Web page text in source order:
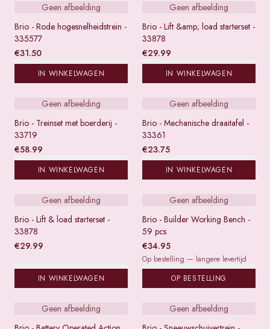
Geen afbeelding
Brio - Rode hogesnelheidstrein -
335577
€31.50
IN WINKELWAGEN
Geen afbeelding
Brio - Lift &amp; load starterset -
33878
€29.99
IN WINKELWAGEN
Geen afbeelding
Brio - Treinset met boerderij -
33719
€58.99
IN WINKELWAGEN
Geen afbeelding
Brio - Mechanische draaitafel -
33361
€23.75
IN WINKELWAGEN
Geen afbeelding
Brio - Lift & load starterset -
33878
€29.99
IN WINKELWAGEN
Geen afbeelding
Brio - Builder Working Bench -
59 pcs
€34.95
Op bestelling — langere levertijd
OP BESTELLING
Geen afbeelding
Geen afbeelding